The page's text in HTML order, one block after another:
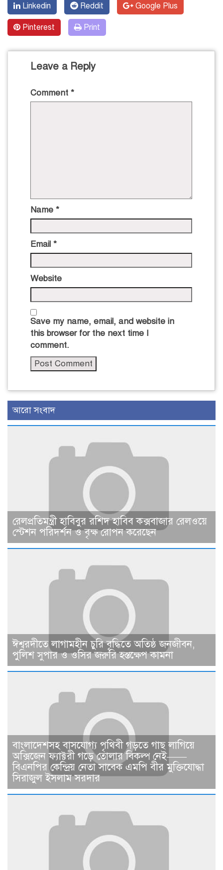
Linkedin Reddit Google Plus
Pinterest Print
Leave a Reply
Comment *
Name *
Email *
Website
Save my name, email, and website in
this browser for the next time I
comment.
আরো সংবাদ
রেলপ্রতিমন্ত্রী হাবিবুর রশিদ হাবিব কক্সবাজার রেলওয়ে
স্টেশন পরিদর্শন ও বৃক্ষ রোপন করেছেন
ঈশ্বরদীতে লাগামহীন চুরি বৃদ্ধিতে অতিষ্ঠ জনজীবন,
পুলিশ সুপার ও ওসির জরুরি হস্তক্ষেপ কামনা ​
বাংলাদেশসহ বাসযোগ্য পৃথিবী গড়তে গাছ লাগিয়ে
অক্সিজেন ফ্যাক্টরী গড়ে তোলার বিকল্প নেই——
বিএনপির কেন্দ্রিয় নেতা সাবেক এমপি বীর মুক্তিযোদ্ধা
সিরাজুল ইসলাম সরদার